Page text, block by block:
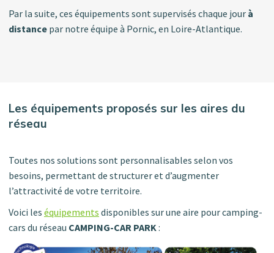
Par la suite, ces équipements sont supervisés chaque jour à
distance par notre équipe à Pornic, en Loire-Atlantique.
Les équipements proposés sur les aires du
réseau
Toutes nos solutions sont personnalisables selon vos
besoins, permettant de structurer et d’augmenter
l’attractivité de votre territoire.
Voici les équipements disponibles sur une aire pour camping-
cars du réseau CAMPING-CAR PARK: